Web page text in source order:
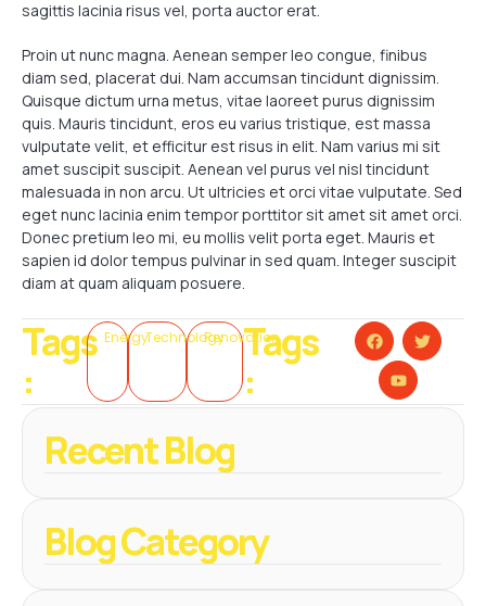
Recent Blog
Blog Category
sagittis lacinia risus vel, porta auctor erat.
Proin ut nunc magna. Aenean semper leo congue, finibus
diam sed, placerat dui. Nam accumsan tincidunt dignissim.
Quisque dictum urna metus, vitae laoreet purus dignissim
quis. Mauris tincidunt, eros eu varius tristique, est massa
vulputate velit, et efficitur est risus in elit. Nam varius mi sit
amet suscipit suscipit. Aenean vel purus vel nisl tincidunt
malesuada in non arcu. Ut ultricies et orci vitae vulputate. Sed
eget nunc lacinia enim tempor porttitor sit amet sit amet orci.
Donec pretium leo mi, eu mollis velit porta eget. Mauris et
sapien id dolor tempus pulvinar in sed quam. Integer suscipit
diam at quam aliquam posuere.
Tags
:
EnergyTechnologyRenovationTags
: